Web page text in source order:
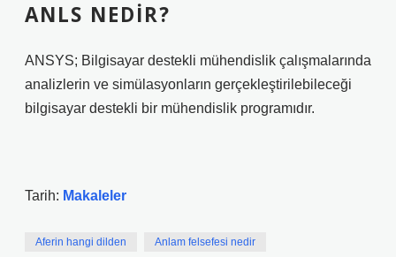
ANLS NEDIR?
ANSYS; Bilgisayar destekli mühendislik çalışmalarında
analizlerin ve simülasyonların gerçekleştirilebileceği
bilgisayar destekli bir mühendislik programıdır.
Tarih: Makaleler
Aferin hangi dilden Anlam felsefesi nedir